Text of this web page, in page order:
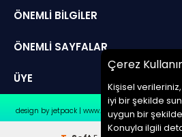
Çerez
Kişisel
iyi bir şekilde
uygun bir
Konuyla ilgili
ÖNEMLI BILGILER
ÖNEMLI SAYFALAR
ÜYE
design by jetpack | www.müziküssü.com |